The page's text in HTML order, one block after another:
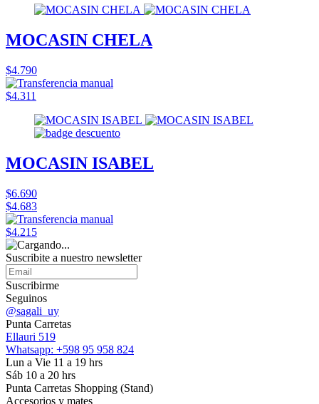
MOCASIN CHELA
$4.790
$4.311
MOCASIN ISABEL
$6.690
$4.683
$4.215
Suscribite a nuestro newsletter
Suscribirme
Seguinos
@sagali_uy
Punta Carretas
Ellauri 519
Whatsapp: +598 95 958 824
Lun a Vie 11 a 19 hrs
Sáb 10 a 20 hrs
Punta Carretas Shopping (Stand)
Accesorios y mates